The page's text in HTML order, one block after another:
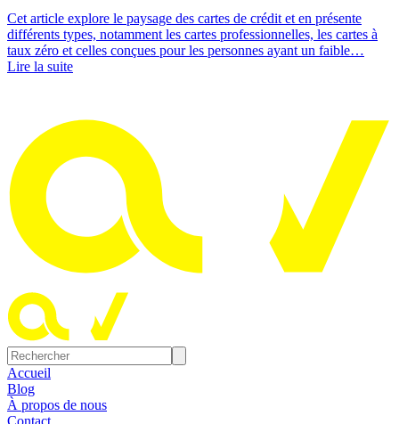
Cet article explore le paysage des cartes de crédit et en présente
différents types, notamment les cartes professionnelles, les cartes à
taux zéro et celles conçues pour les personnes ayant un faible…
Lire la suite
Accueil
Blog
À propos de nous